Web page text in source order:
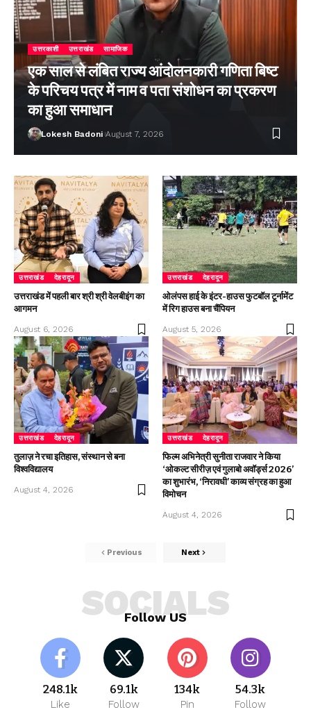
उत्तरकाशी उत्तराखंड सामाजिक
एक साल से लंबित राज्य आंदोलनकारी गणिता बिष्ट
के परिचय पत्र में नाम व पता संशोधन का प्रकरण
का हुआ समाधान
Lokesh Badoni August 7, 2026
उत्तराखंड देहरादून
उत्तराखंड में पहली बार श्री श्री वेलबीइंग का
आगमन
August 6, 2026
उत्तराखंड देहरादून
ओलंपस हाई के इंटर-हाउस फुटबॉल टूर्नामेंट
में रिग हाउस बना चैंपियन
August 5, 2026
उत्तराखंड देहरादून
तुलाज़ ने रचा इतिहास, संस्थान से बना
विश्वविद्यालय
August 4, 2026
उत्तराखंड देहरादून
फिल्म अभिनेत्री सुनीता राजवार ने किया
‘ओकल्ट सीरीज़ एवं गुलाबो अवॉर्ड्स 2026’
का शुभारंभ, ‘निरावधी’ काव्य संग्रह का हुआ
विमोचन
August 4, 2026
Previous Next
Follow US
SOCIALS
248.1k
Like
69.1k
Follow
134k
Pin
54.3k
Follow